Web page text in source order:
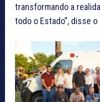
transformando a
todo o Estado”, disse